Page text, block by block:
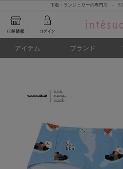
下着・ランジェリーの専門店 -
アイテム ブランド